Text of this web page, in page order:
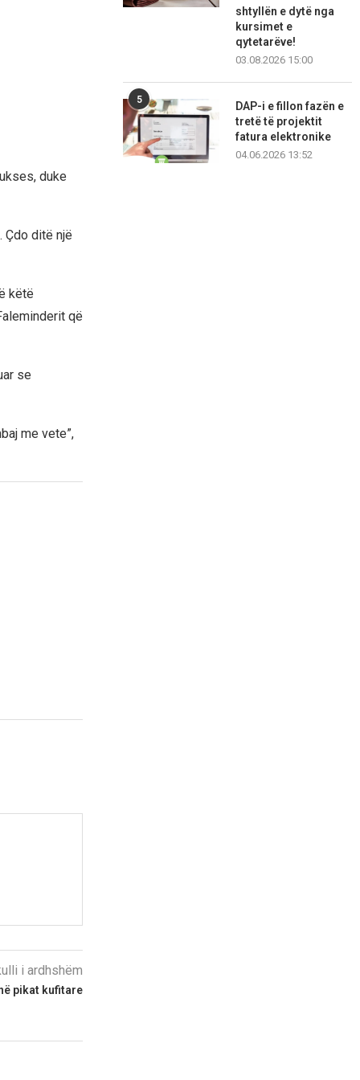
duke
Çdo ditë një
këtë
që
se
me vete”,
i ardhshëm
pikat kufitare
shtyllën e dytë nga
kursimet e
qytetarëve!
03.08.2026 15:00
5
DAP-i e fillon fazën e
tretë të projektit
fatura elektronike
04.06.2026 13:52